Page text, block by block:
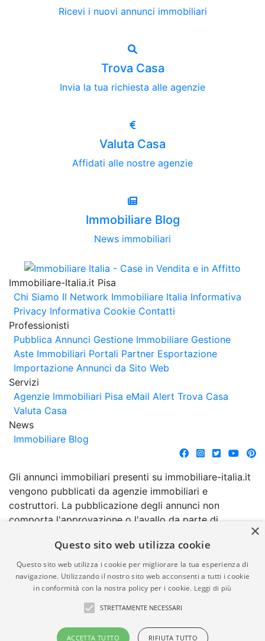
Ricevi i nuovi annunci immobiliari
Trova Casa
Invia la tua richiesta alle agenzie
Valuta Casa
Affidati alle nostre agenzie
Immobiliare Blog
News immobiliari
Immobiliare-Italia.it Pisa
Chi Siamo Il Network Immobiliare Italia Informativa
Privacy Informativa Cookie Contatti
Professionisti
Pubblica Annunci Gestione Immobiliare Gestione
Aste Immobiliari Portali Partner Esportazione
Importazione Annunci da Sito Web
Servizi
Agenzie Immobiliari Pisa eMail Alert Trova Casa
Valuta Casa
News
Immobiliare Blog
Gli annunci immobiliari presenti su immobiliare-italia.it
vengono pubblicati da agenzie immobiliari e
costruttori. La pubblicazione degli annunci non
comporta l'approvazione o l'avallo da parte di
garanzia da parte di quest'ultima. immobiliare-italia.it
quindi non è responsabile della veridicità, della
correttezza, della completezza, della normativa in
materia di privacy e/o di alcun altro aspetto dei
suddetti annunci.
© Copyright 2007 - 2026
Powered by
×
Questo sito web utilizza cookie
Questo sito web utilizza i cookie per migliorare la tua esperienza di
navigazione. Utilizzando il nostro sito web acconsenti a tutti i cookie
in conformità con la nostra policy per i cookie. Leggi di più
STRETTAMENTE NECESSARI
ACCETTA TUTTO RIFIUTA TUTTO